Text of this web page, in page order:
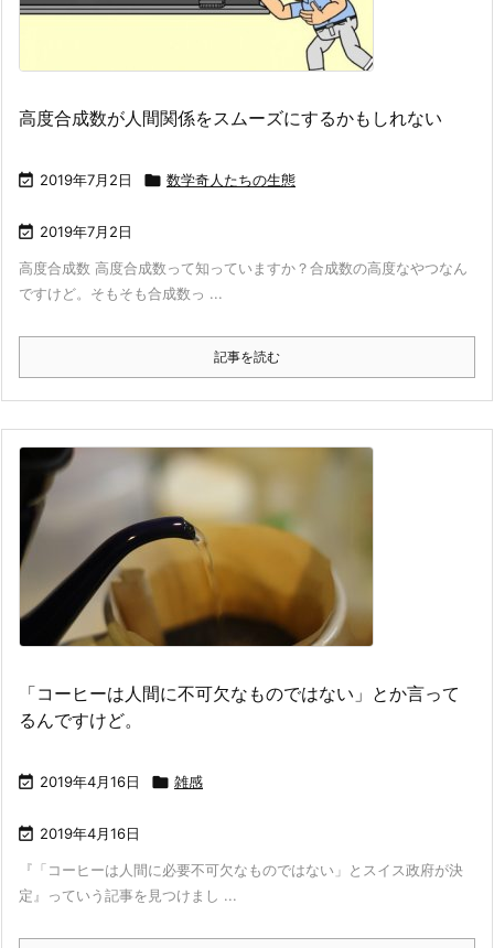
高度合成数が人間関係をスムーズにするかもしれない
 2019年7月2日  数学奇人たちの生態
 2019年7月2日
高度合成数 高度合成数って知っていますか？合成数の高度なやつなん
ですけど。そもそも合成数っ ...
記事を読む
「コーヒーは人間に不可欠なものではない」とか言って
るんですけど。
 2019年4月16日  雑感
 2019年4月16日
『「コーヒーは人間に必要不可欠なものではない」とスイス政府が決
定』っていう記事を見つけまし ...